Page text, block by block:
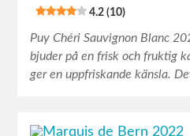
4.2 (10)
Puy Chéri Sauvignon Blanc
bjuder på en frisk och fruktig
ger en uppfriskande känsla.